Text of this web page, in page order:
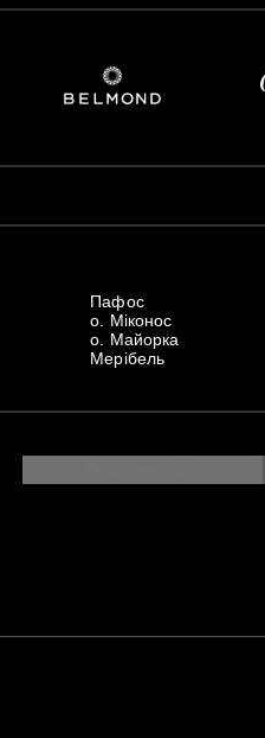
Пафос
о. Міконос
о. Майорка
Мерібель